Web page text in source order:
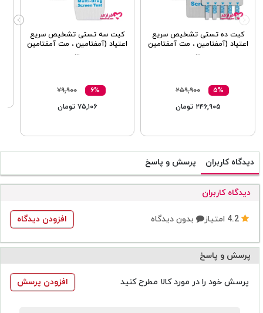
کیت ده تستی تشخیص سریع
اعتیاد (آمفتامین ، مت آمفتامین
...
۵%
۲۵۹,۹۰۰
۲۴۶,۹۰۵ تومان
کیت سه تستی تشخیص سریع
اعتیاد (آمفتامین ، مت آمفتامین
...
۶%
۷۹,۹۰۰
۷۵,۱۰۶ تومان
دیدگاه کاربران پرسش و پاسخ
دیدگاه کاربران
4.2 امتیاز بدون دیدگاه افزودن دیدگاه
پرسش و پاسخ
پرسش خود را در مورد کالا مطرح کنید افزودن پرسش